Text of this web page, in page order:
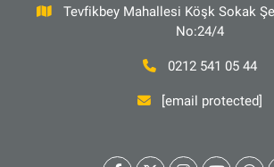
Tevfikbey Mahallesi Köşk Sokak
No:24/4
0212 541 05 44
[email protected]